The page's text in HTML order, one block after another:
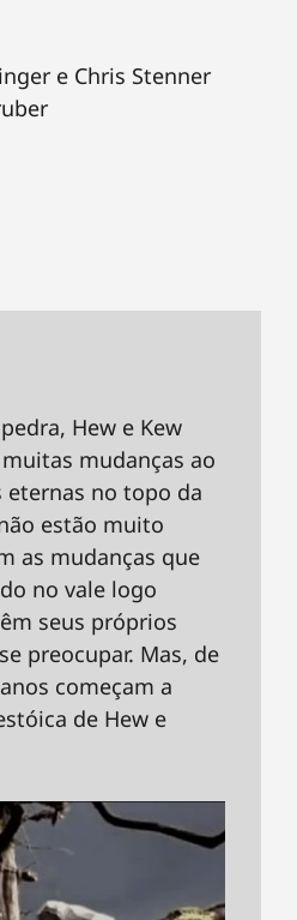
e Chris Stenner
Hew e Kew
mudanças ao
eternas no topo da
estão muito
as mudanças que
no vale logo
seus próprios
preocupar. Mas, de
começam a
de Hew e